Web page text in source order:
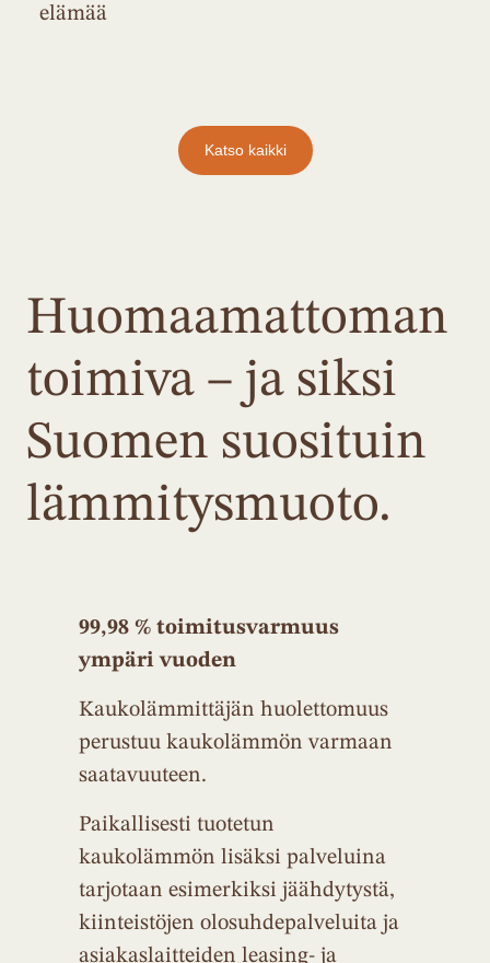
elämää
Katso kaikki
Huomaamattoman
toimiva – ja siksi
Suomen suosituin
lämmitysmuoto.
99,98 % toimitusvarmuus
ympäri vuoden
Kaukolämmittäjän huolettomuus
perustuu kaukolämmön varmaan
saatavuuteen.
Paikallisesti tuotetun
kaukolämmön lisäksi palveluina
tarjotaan esimerkiksi jäähdytystä,
kiinteistöjen olosuhdepalveluita ja
asiakaslaitteiden leasing- ja